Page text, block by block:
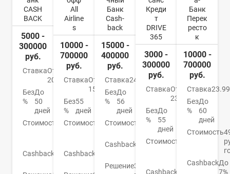
CASH
BACK
5000 -
300000
руб.
СтавкаОт
20.9%
Без
%
До
50
дней
Стоимость
До
Cashback
До
All
Airline
s
10000 -
700000
руб.
СтавкаОт
15%
Без
%
55
дней
Стоимость
руб.
Cashback
30%
Банк
Cash-
back
15000 -
400000
руб.
Ставка24%
Без
%
До
56
дней
Стоимость
Cashback
Решение30
Креди
т
DRIVE
365
3000 -
300000
руб.
СтавкаОт
23.9%
Без
%
До
55
дней
Стоимость
руб.
Cashback
Банк
Перек
ресто
к
10000 -
700000
руб.
Ставка
Без
%
До
60
дней
Стоимость
CashbackДо
7%